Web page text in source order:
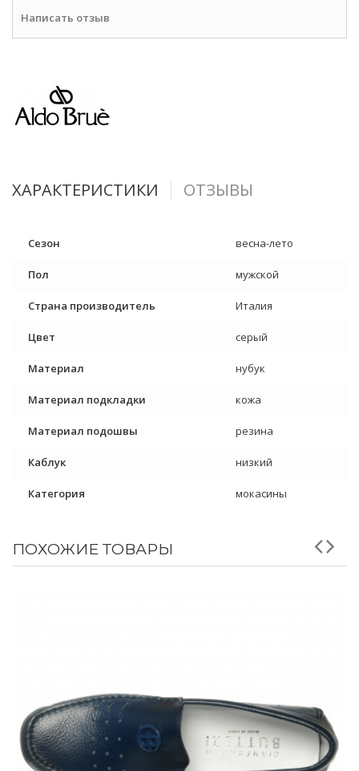
Написать отзыв
ХАРАКТЕРИСТИКИ ОТЗЫВЫ
Сезон весна-лето
Пол мужской
Страна производитель Италия
Цвет серый
Материал нубук
Материал подкладки кожа
Материал подошвы резина
Каблук низкий
Категория мокасины
ПОХОЖИЕ ТОВАРЫ